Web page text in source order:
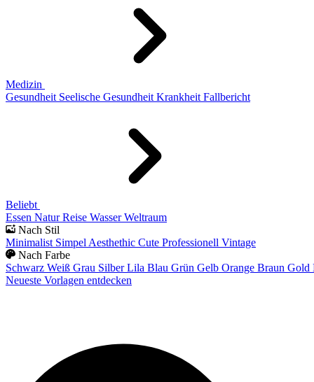
Medizin
Gesundheit Seelische Gesundheit Krankheit Fallbericht
Beliebt
Essen Natur Reise Wasser Weltraum
Nach Stil
Minimalist Simpel Aesthethic Cute Professionell Vintage
Nach Farbe
Schwarz Weiß Grau Silber Lila Blau Grün Gelb Orange Braun Gold
Neueste Vorlagen entdecken